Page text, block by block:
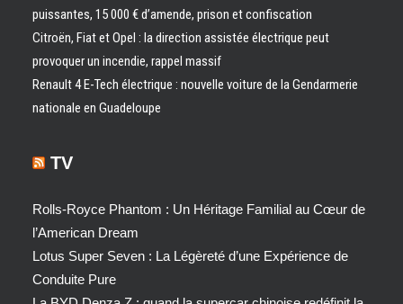
puissantes, 15 000 € d’amende, prison et confiscation
Citroën, Fiat et Opel : la direction assistée électrique peut
provoquer un incendie, rappel massif
Renault 4 E-Tech électrique : nouvelle voiture de la Gendarmerie
nationale en Guadeloupe
TV
Rolls-Royce Phantom : Un Héritage Familial au Cœur de
l’American Dream
Lotus Super Seven : La Légèreté d’une Expérience de
Conduite Pure